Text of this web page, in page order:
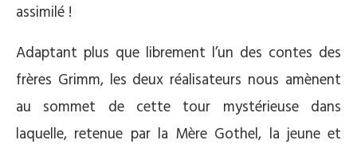
assimilé !
Adaptant plus que librement l’un des contes des
frères Grimm, les deux réalisateurs nous amènent
au sommet de cette tour mystérieuse dans
laquelle, retenue par la Mère Gothel, la jeune et